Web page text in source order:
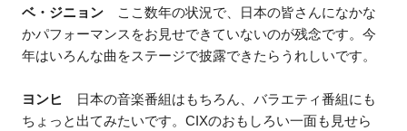
ベ・ジニョン ここ数年の状況で、日本の皆さんになかな
かパフォーマンスをお見せできていないのが残念です。今
年はいろんな曲をステージで披露できたらうれしいです。
ヨンヒ
日本の音楽番組はもちろん、バラエティ番組にも
ちょっと出てみたいです。CIXのおもしろい一面も見せら